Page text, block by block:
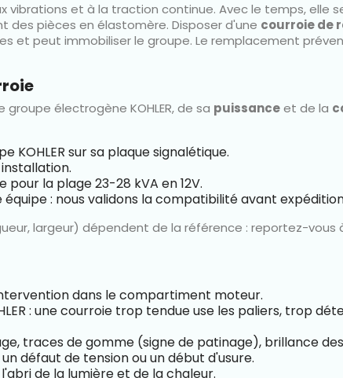
vibrations et à la traction continue. Avec le temps, elle
des pièces en élastomère. Disposer d'une courroie de
et peut immobiliser le groupe. Le remplacement
groupe électrogène KOHLER, de sa puissanceet de la
KOHLER sur sa plaque signalétique.
la plage 23-28 kVA en 12V.
: nous validons la compatibilité avant
largeur) dépendent de la référence : reportez-
dans le compartiment moteur.
: une courroie trop tendue use les paliers, trop
traces de gomme (signe de patinage), brillance
défaut de tension ou un début d'usure.
de la lumière et de la chaleur.